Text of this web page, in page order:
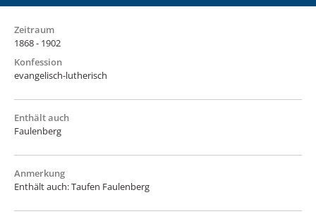
Zeitraum
1868 - 1902
Konfession
evangelisch-lutherisch
Enthält auch
Faulenberg
Anmerkung
Enthält auch: Taufen Faulenberg